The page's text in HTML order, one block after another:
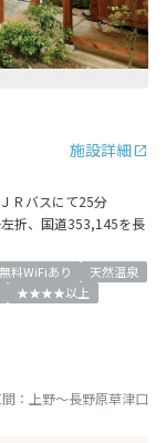
施設詳細
Ｒバスにて25分
折、国道353,145を長
無料WiFiあり
天然温泉
★★★★以上
： 上野～長野原草津口